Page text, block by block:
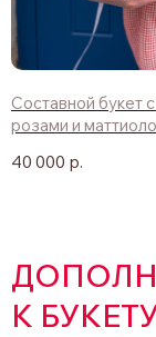
Составной букет
розами и
40 000 р.
К